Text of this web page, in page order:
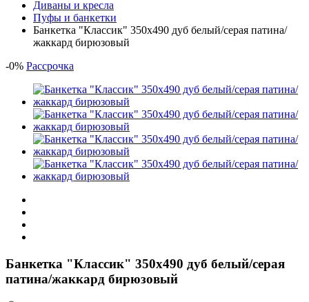
Диваны и кресла
Пуфы и банкетки
Банкетка "Классик" 350х490 дуб белый/серая патина/
жаккард бирюзовый
-0% Рассрочка
Банкетка "Классик" 350х490 дуб белый/серая
патина/жаккард бирюзовый